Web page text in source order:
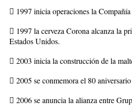
 1997 inicia operaciones la
 1997 la cerveza Corona alcanza la
Estados Unidos.
 2003 inicia la construcción de la
 2005 se conmemora el 80
 2006 se anuncia la alianza entre